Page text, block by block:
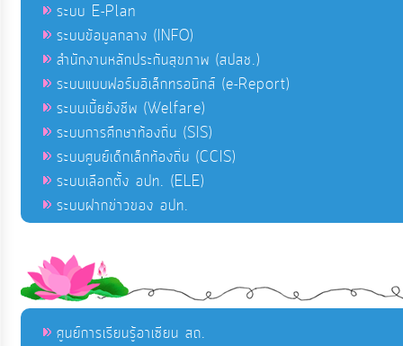
ระบบ E-Plan
ระบบข้อมูลกลาง (INFO)
สำนักงานหลักประกันสุขภาพ (สปสช.)
ระบบแบบฟอร์มอิเล็กทรอนิกส์ (e-Report)
ระบบเบี้ยยังชีพ (Welfare)
ระบบการศึกษาท้องถิ่น (SIS)
ระบบศูนย์เด็กเล็กท้องถิ่น (CCIS)
ระบบเลือกตั้ง อปท. (ELE)
ระบบฝากข่าวของ อปท.
ศูนย์การเรียนรู้อาเซียน สถ.